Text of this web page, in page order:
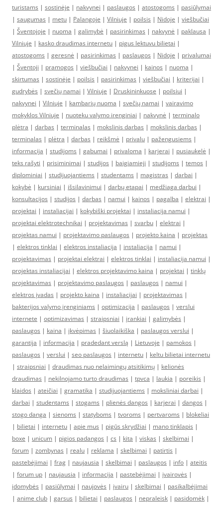
turistams | sostinėje | nakvynei | paslaugos | atostogoms | pasiūlymai
| saugumas | metu | Palangoje | Vilniuje | poilsis | Nidoje | viešbučiai
| Šventojoje | nuoma | galimybė | pasirinkimas | nakvynė | paklausa |
Vilniuje | kasko draudimas internetu | pigus lektuvu bilietai |
atostogoms | geresnė | pasirinkimas | paslaugos | Nidoje | privalumai
| Šventoji | pramogos | viešbučiai | nakvynei | kainos | nuoma |
skirtumas | sostinėje | poilsis | pasirinkimas | viešbučiai | kriterijai |
gudrybės | svečių namai | Vilniuje | Druskininkuose | poilsiui |
nakvynei | Vilniuje | kambarių nuoma | svečių namai | vairavimo
mokyklos Vilniuje | nuoteku valymo irenginiai | nakvynė | terminalo
plėtra | darbas | terminalas | mokslinis darbas | mokslinis darbas |
terminalas | plėtra | darbas | reikšmė | privalu | pažengusiems |
informacija | studijoms | gabumai | privaloma | karjerai | pusiaukelė |
teks rašyti | prisiminimai | studijos | baigiamieji | studijoms | temos |
diplominiai | studijuojantiems | studentams | magistras | darbai |
kokybė | kursiniai | išsilavinimui | darbų etapai | medžiaga darbui |
konsultacijos | studijos | darbas | namui | kainos | pagalba | elektrai |
projektai | instaliacijai | kokybiški projektai | instaliacija namui |
projektai elektrotechnikai | projektavimas | svarbu | elektrai |
projektas namui | projektavimo paslaugos | projekto kaina | projektas
| elektros tinklai | elektros instaliacija | instaliacija | namui |
projektavimas | projektai elektrai | elektros tinklai | instaliacija namui |
projektas instaliacijai | elektros projektavimo kaina | projektai | tinklų
projektavimas | projektavimo paslaugos | paslaugos | namui |
elektros įvadas | projekto kaina | instaliacijai | projektavimas |
bakterijos valymo įrenginiams | optimizacija | paslaugos | verslui
internete | optimizavimas | straipsniai | įrankiai | galimybės |
paslaugos | kaina | įkvėpimas | šiuolaikiška | paslaugos verslui |
garantija | informacija | pradedant verslą | Lietuvoje | pamokos |
paslaugos | verslui | seo paslaugos | internetu | keltu bilietai internetu
| straipsniai | draudimas nuo nelaimingų atsitikimų | kelionės
draudimas | nekilnojamo turto draudimas | tpvca | laukia | poreikis |
klaidos | ateičiai | gramatika | studijuojantiems | moksliniai darbai |
darbai | studentams | stogams | plienės dangos | karjerai | dangos |
stogo danga | sienoms | statyboms | tvoroms | pertvaroms | blokeliai
| bilietai | internetu | apie mus | pigūs skrydžiai | mano tinklapis |
boxe | unicum | pigios padangos | cs | kita | viskas | skelbimai |
forum | zombynas | realu | reklama | skelbimai | patirtis |
pastebėjimai | frag | naujausia | skelbimai | paslaugos | info | ateitis
| forum up | naujausia | informacija | pastebėjimai | įvairovės |
įdomybės | pasiūlymai | naujovės | įvairu | skelbimai | pasikalbėjimai
| anime club | garsus | bilietai | paslaugos | nepraleisk | pasidomėk |